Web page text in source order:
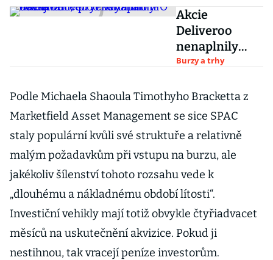
Akcie
Deliveroo
nenaplnily
očekávání, od
IPO dávají ruce
pryč i
investoři
Burzy a trhy
Podle Michaela Shaoula Timothyho Bracketta z
Marketfield Asset Management se sice SPAC
staly populární kvůli své struktuře a relativně
malým požadavkům při vstupu na burzu, ale
jakékoliv šílenství tohoto rozsahu vede k
„dlouhému a nákladnému období lítosti“.
Investiční vehikly mají totiž obvykle čtyřiadvacet
měsíců na uskutečnění akvizice. Pokud ji
nestihnou, tak vracejí peníze investorům.